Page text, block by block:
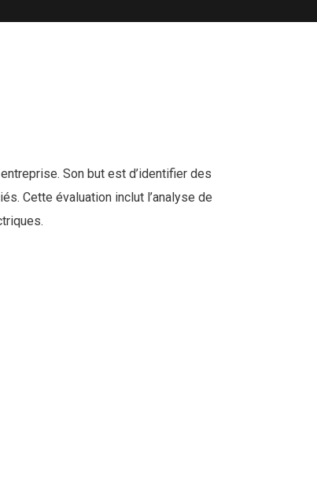
Son but est d’identifier des
Cette évaluation inclut l’analyse de